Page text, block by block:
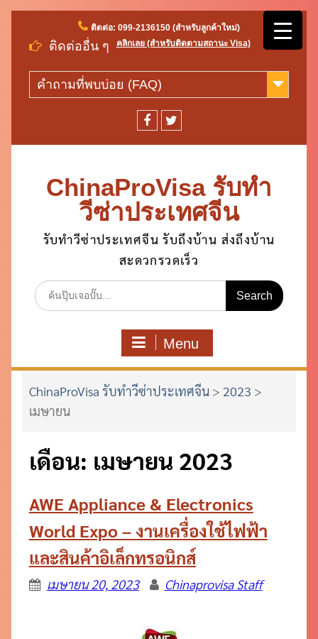
ติดต่อ: 099-2136150 (สำหรับลูกค้าใหม่)
ติดต่ออื่น ๆ คลิกเลย (สำหรับติดตามสถานะ Visa)
คำถามที่พบบ่อย (FAQ)
ChinaProVisa รับทำ
วีซ่าประเทศจีน
รับทำวีซ่าประเทศจีน รับถึงบ้าน ส่งถึงบ้าน
สะดวกรวดเร็ว
Search
for:
Menu
ChinaProVisa รับทำวีซ่าประเทศจีน> 2023 >
เมษายน
เดือน: เมษายน 2023
AWE Appliance & Electronics
World Expo – งานเครื่องใช้ไฟฟ้า
และสินค้าอิเล็กทรอนิกส์
เมษายน 20, 2023 Chinaprovisa Staff